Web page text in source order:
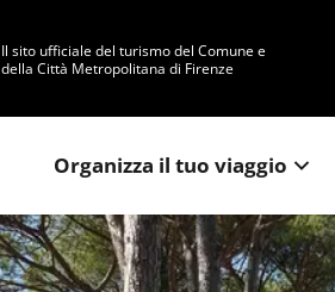
Il sito ufficiale del turismo del Comune e
della Città Metropolitana di Firenze
Organizza il tuo viaggio